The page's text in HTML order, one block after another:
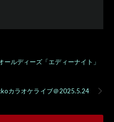
ールディーズ「エディーナイト」
カラオケライブ＠2025.5.24